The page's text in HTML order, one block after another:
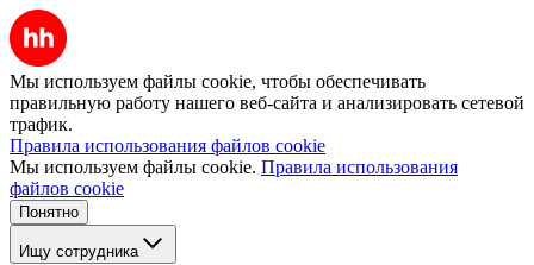
Мы используем файлы cookie, чтобы обеспечивать
правильную работу нашего веб-сайта и анализировать сетевой
трафик.
Правила использования файлов cookie
Мы используем файлы cookie. Правила использования
файлов cookie
Понятно
Ищу сотрудника